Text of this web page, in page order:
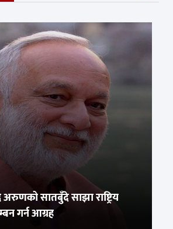
सातबुँदे साझा राष्ट्रिय
गर्न आग्रह